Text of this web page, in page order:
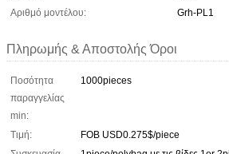
Αριθμό μοντέλου:
Grh-PL1
Πληρωμής & Αποστολής Όροι
Ποσότητα
παραγγελίας
min:
1000pieces
Τιμή:
FOB USD0.275$/piece